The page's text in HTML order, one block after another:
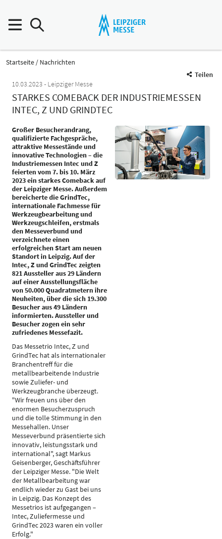
Startseite
Nachrichten
Teilen
10.03.2023
Leipziger Messe
STARKES COMEBACK DER INDUSTRIEMESSEN
INTEC, Z UND GRINDTEC
Großer Besucherandrang,
qualifizierte Fachgespräche,
attraktive Messestände und
innovative Technologien – die
Industriemessen Intec und Z
feierten vom 7. bis 10. März
2023 ein starkes Comeback auf
der Leipziger Messe. Außerdem
bereicherte die GrindTec,
internationale Fachmesse für
Werkzeugbearbeitung und
Werkzeugschleifen, erstmals
den Messeverbund und
verzeichnete einen
erfolgreichen Start am neuen
Standort in Leipzig. Auf der
Intec, Z und GrindTec zeigten
821 Aussteller aus 29 Ländern
auf einer Ausstellungsfläche
von 50.000 Quadratmetern ihre
Neuheiten, über die sich 19.300
Besucher aus 49 Ländern
informierten. Aussteller und
Besucher zogen ein sehr
zufriedenes Messefazit.
Das Messetrio Intec, Z und
GrindTec hat als internationaler
Branchentreff für die
metallbearbeitende Industrie
sowie Zuliefer- und
Werkzeugbranche überzeugt.
"Wir freuen uns über den
enormen Besucherzuspruch
und die tolle Stimmung in den
Messehallen. Unser
Messeverbund präsentierte sich
innovativ, leistungsstark und
international", sagt Markus
Geisenberger, Geschäftsführer
der Leipziger Messe. "Die Welt
der Metallbearbeitung war
endlich wieder zu Gast bei uns
in Leipzig. Das Konzept des
Messetrios ist aufgegangen –
Intec, Zuliefermesse und
GrindTec 2023 waren ein voller
Erfolg."